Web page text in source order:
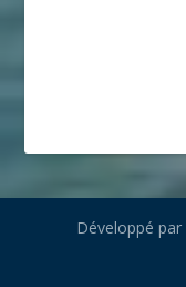
Développé par